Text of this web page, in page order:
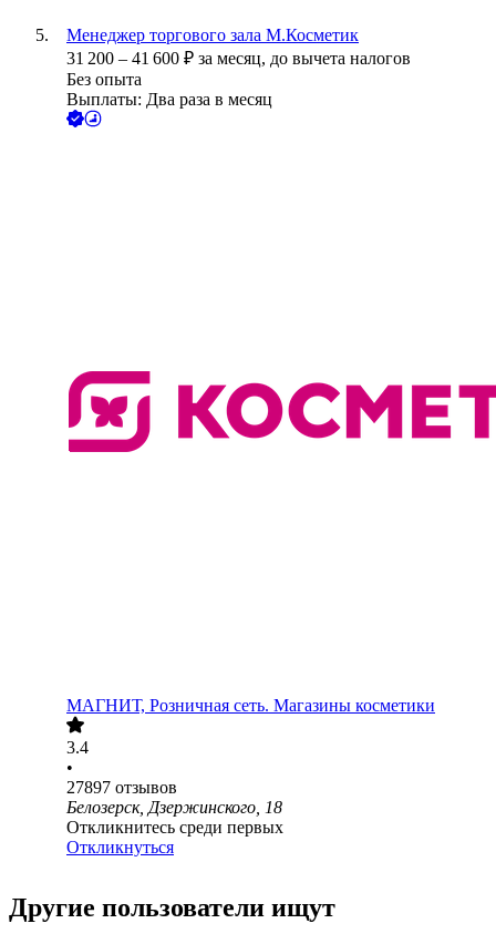
Менеджер торгового зала М.Косметик
31 200 – 41 600 ₽ за месяц, до вычета налогов
Без опыта
Выплаты: Два раза в месяц
МАГНИТ, Розничная сеть. Магазины косметики
3.4
•
27897 отзывов
Белозерск, Дзержинского, 18
Откликнитесь среди первых
Откликнуться
Другие пользователи ищут